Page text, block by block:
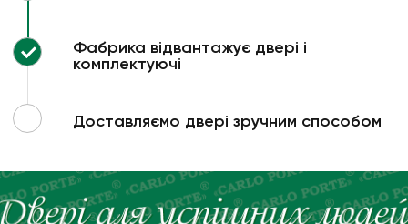
Фабрика відвантажує двері і
комплектуючі
Доставляємо двері зручним способом